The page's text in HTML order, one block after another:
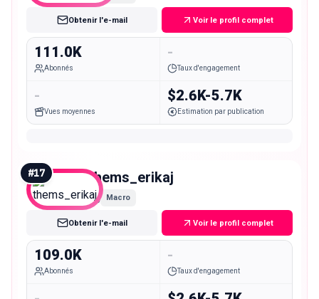
Obtenir l'e-mail Voir le profil complet
111.0K
Abonnés
-
Taux d'engagement
-
Vues moyennes
$2.6K-5.7K
Estimation par publication
#17 thems_erikaj
Macro
Obtenir l'e-mail Voir le profil complet
109.0K
Abonnés
-
Taux d'engagement